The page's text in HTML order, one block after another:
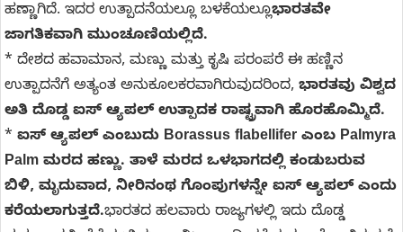
ಹಣ್ಣಾಗಿದೆ. ಇದರ ಉತ್ಪಾದನೆಯಲ್ಲೂ ಬಳಕೆಯಲ್ಲೂಭಾರತವೇ
ಜಾಗತಿಕವಾಗಿ ಮುಂಚೂಣಿಯಲ್ಲಿದೆ.
* ದೇಶದ ಹವಾಮಾನ, ಮಣ್ಣು ಮತ್ತು ಕೃಷಿ ಪರಂಪರೆ ಈ ಹಣ್ಣಿನ
ಉತ್ಪಾದನೆಗೆ ಅತ್ಯಂತ ಅನುಕೂಲಕರವಾಗಿರುವುದರಿಂದ, ಭಾರತವು ವಿಶ್ವದ
ಅತಿ ದೊಡ್ಡ ಐಸ್ ಆ್ಯಪಲ್ ಉತ್ಪಾದಕ ರಾಷ್ಟ್ರವಾಗಿ ಹೊರಹೊಮ್ಮಿದೆ.
* ಐಸ್ ಆ್ಯಪಲ್ ಎಂಬುದು Borassus flabellifer ಎಂಬ Palmyra
Palm ಮರದ ಹಣ್ಣು. ತಾಳೆ ಮರದ ಒಳಭಾಗದಲ್ಲಿ ಕಂಡುಬರುವ
ಬಿಳಿ, ಮೃದುವಾದ, ನೀರಿನಂಥ ಗೊಂಪುಗಳನ್ನೇ ಐಸ್ ಆ್ಯಪಲ್ ಎಂದು
ಕರೆಯಲಾಗುತ್ತದೆ.ಭಾರತದ ಹಲವಾರು ರಾಜ್ಯಗಳಲ್ಲಿ ಇದು ದೊಡ್ಡ